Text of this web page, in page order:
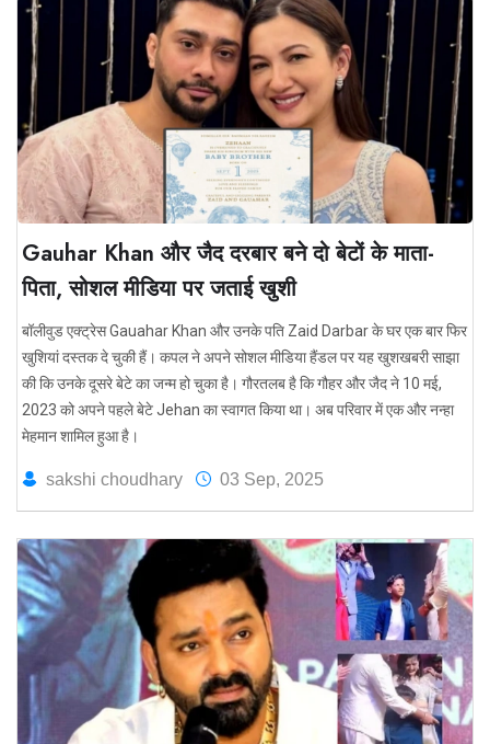
Gauhar Khan और जैद दरबार बने दो बेटों के माता-
पिता, सोशल मीडिया पर जताई खुशी
बॉलीवुड एक्ट्रेस Gauahar Khan और उनके पति Zaid Darbar के घर एक बार फिर
खुशियां दस्तक दे चुकी हैं। कपल ने अपने सोशल मीडिया हैंडल पर यह खुशखबरी साझा
की कि उनके दूसरे बेटे का जन्म हो चुका है। गौरतलब है कि गौहर और जैद ने 10 मई,
2023 को अपने पहले बेटे Jehan का स्वागत किया था। अब परिवार में एक और नन्हा
मेहमान शामिल हुआ है।
sakshi choudhary 03 Sep, 2025